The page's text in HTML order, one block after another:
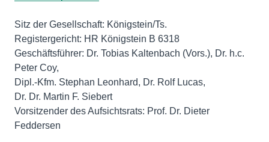
Sitz der Gesellschaft: Königstein/Ts.
Registergericht: HR Königstein B 6318
Geschäftsführer: Dr. Tobias Kaltenbach (Vors.), Dr. h.c.
Peter Coy,
Dipl.-Kfm. Stephan Leonhard, Dr. Rolf Lucas,
Dr. Dr. Martin F. Siebert
Vorsitzender des Aufsichtsrats: Prof. Dr. Dieter
Feddersen